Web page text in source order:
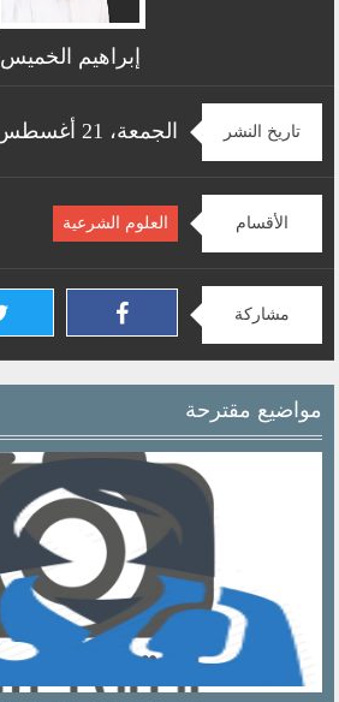
إبراهيم الخميس
تاريخ النشر الجمعة، 21 أغسطس 2009
الأقسام العلوم الشرعية
مشاركة
مواضيع مقترحة